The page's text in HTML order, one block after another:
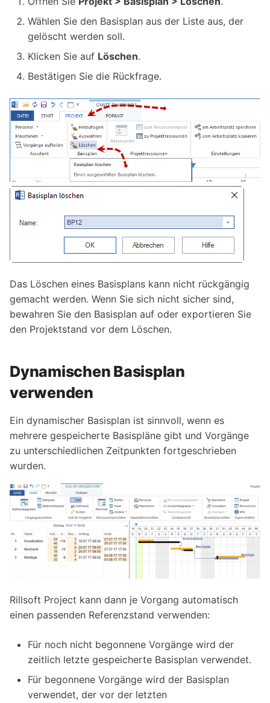
Wählen Sie den Basisplan aus der Liste aus, der
gelöscht werden soll.
Klicken Sie auf Löschen.
Bestätigen Sie die Rückfrage.
Das Löschen eines Basisplans kann nicht rückgängig
gemacht werden. Wenn Sie sich nicht sicher sind,
bewahren Sie den Basisplan auf oder exportieren Sie
den Projektstand vor dem Löschen.
Dynamischen Basisplan
verwenden
Ein dynamischer Basisplan ist sinnvoll, wenn es
mehrere gespeicherte Basispläne gibt und Vorgänge
zu unterschiedlichen Zeitpunkten fortgeschrieben
wurden.
Rillsoft Project kann dann je Vorgang automatisch
einen passenden Referenzstand verwenden:
Für noch nicht begonnene Vorgänge wird der
zeitlich letzte gespeicherte Basisplan verwendet.
Für begonnene Vorgänge wird der Basisplan
verwendet, der vor der letzten